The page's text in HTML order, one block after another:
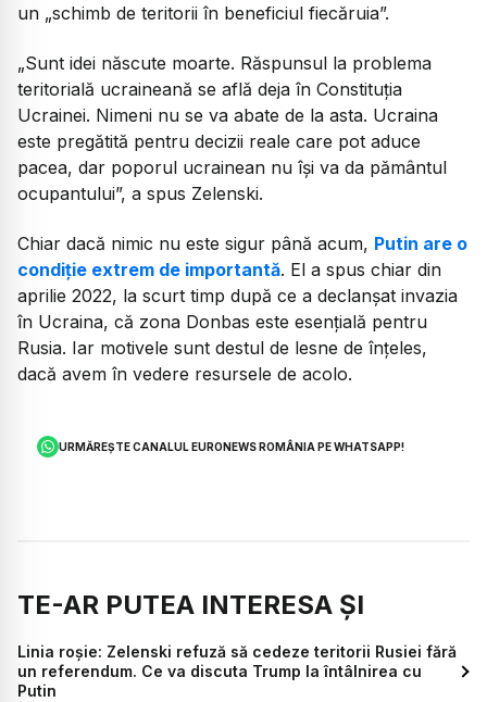
un „schimb de teritorii în beneficiul fiecăruia”.
„Sunt idei născute moarte. Răspunsul la problema
teritorială ucraineană se află deja în Constituţia
Ucrainei. Nimeni nu se va abate de la asta. Ucraina
este pregătită pentru decizii reale care pot aduce
pacea, dar poporul ucrainean nu își va da pământul
ocupantului”, a spus Zelenski.
Chiar dacă nimic nu este sigur până acum, Putin are o
condiție extrem de importantă. El a spus chiar din
aprilie 2022, la scurt timp după ce a declanșat invazia
în Ucraina, că zona Donbas este esențială pentru
Rusia. Iar motivele sunt destul de lesne de înțeles,
dacă avem în vedere resursele de acolo.
URMĂREȘTE CANALUL EURONEWS ROMÂNIA PE WHATSAPP!
TE-AR PUTEA INTERESA ȘI
Linia roșie: Zelenski refuză să cedeze teritorii Rusiei fără
un referendum. Ce va discuta Trump la întâlnirea cu
Putin